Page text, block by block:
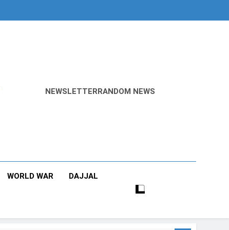
NEWSLETTERRANDOM NEWS
WORLD WAR DAJJAL